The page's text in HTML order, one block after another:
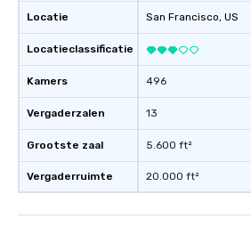
Locatie
Locatieclassificatie
Kamers
Vergaderzalen
Grootste zaal
Vergaderruimte
San Francisco, US
496
13
5.600 ft²
20.000 ft²